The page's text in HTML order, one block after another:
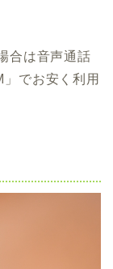
合は音声通話
でお安く利用